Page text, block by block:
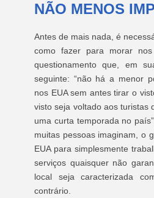
NÃO MENOS
Antes de mais nada, é
como fazer para morar
questionamento que, em
seguinte: “não há a menor
nos EUA sem antes tirar o
visto seja voltado aos turistas
uma curta temporada no
muitas pessoas imaginam, o
EUA para simplesmente
serviços quaisquer não
local seja caracterizada
contrário.